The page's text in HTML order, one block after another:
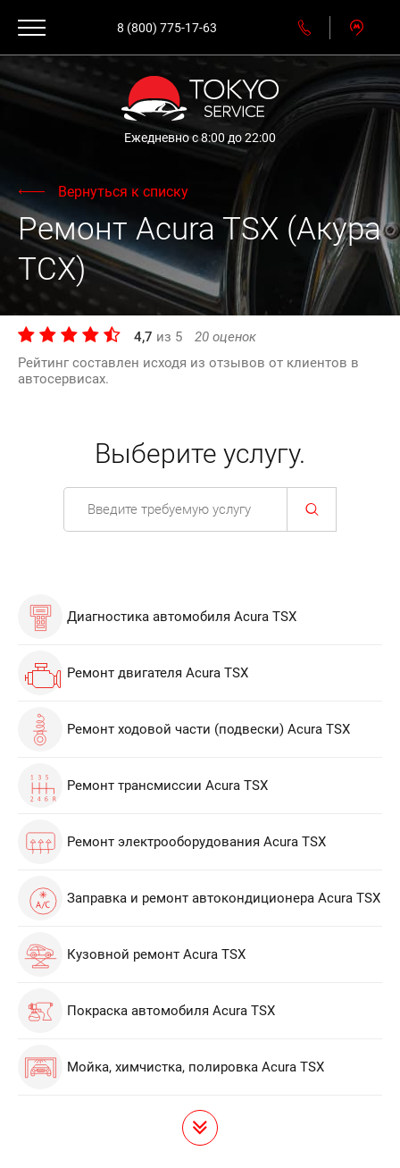
8 (800) 775-17-63
Ежедневно с 8:00 до 22:00
Вернуться к списку
Ремонт Acura TSX (Акура
ТСХ)
4,7 из 5 20 оценок
Рейтинг составлен исходя из отзывов от клиентов в
автосервисах.
Выберите услугу.
Диагностика автомобиля Acura TSX
Ремонт двигателя Acura TSX
Ремонт ходовой части (подвески) Acura TSX
Ремонт трансмиссии Acura TSX
Ремонт электрооборудования Acura TSX
Заправка и ремонт автокондиционера Acura TSX
Кузовной ремонт Acura TSX
Покраска автомобиля Acura TSX
Мойка, химчистка, полировка Acura TSX